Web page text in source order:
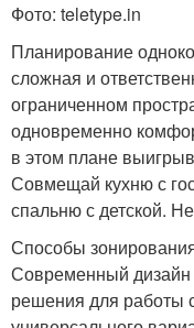
Фото: teletype.in
Планирование
сложная и
ограниченном
одновременно
в этом плане
Совмещай кухню с
спальню с детской.
Способы
Современный дизайн
решения для работы